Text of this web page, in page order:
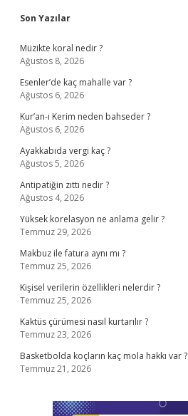
Sidebar
Son Yazılar
Müzikte koral nedir ?
Ağustos 8, 2026
Esenler’de kaç mahalle var ?
Ağustos 6, 2026
Kur’an-ı Kerim neden bahseder ?
Ağustos 6, 2026
Ayakkabıda vergi kaç ?
Ağustos 5, 2026
Antipatiğin zıttı nedir ?
Ağustos 4, 2026
Yüksek korelasyon ne anlama gelir ?
Temmuz 29, 2026
Makbuz ile fatura aynı mı ?
Temmuz 25, 2026
Kişisel verilerin özellikleri nelerdir ?
Temmuz 25, 2026
Kaktüs çürümesi nasıl kurtarılır ?
Temmuz 23, 2026
Basketbolda koçların kaç mola hakkı var ?
Temmuz 21, 2026